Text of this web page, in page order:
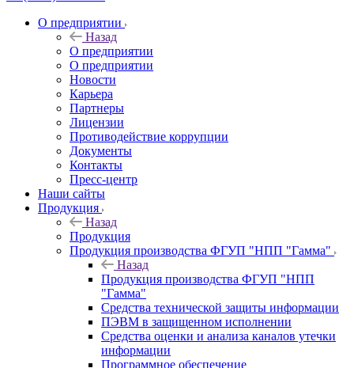
О предприятии
Назад
О предприятии
О предприятии
Новости
Карьера
Партнеры
Лицензии
Противодействие коррупции
Документы
Контакты
Пресс-центр
Наши сайты
Продукция
Назад
Продукция
Продукция производства ФГУП "НПП "Гамма"
Назад
Продукция производства ФГУП "НПП
"Гамма"
Средства технической защиты информации
ПЭВМ в защищенном исполнении
Средства оценки и анализа каналов утечки
информации
Программное обеспечение